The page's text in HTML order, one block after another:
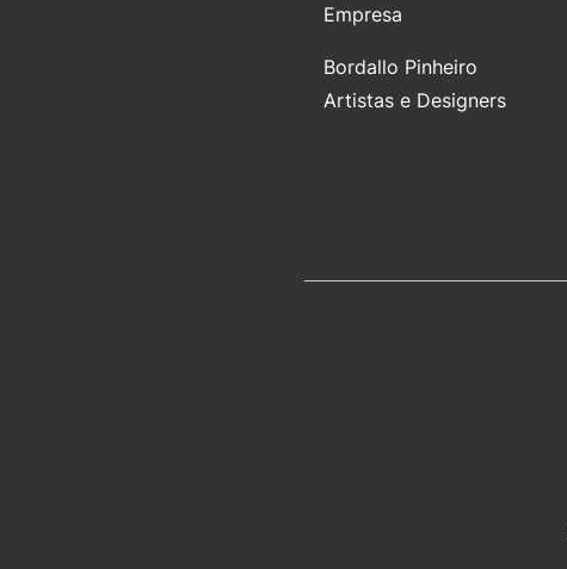
Empresa
Bordallo Pinheiro
Artistas e Designers